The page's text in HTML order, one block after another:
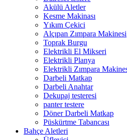
Akülü Aletler
Kesme Makinası
Yıkım Çekici
Alçıpan Zımpara Makinesi
Toprak Burgu
Elektrikli El Mikseri
Elektrikli Planya
Elektrikli Zımpara
Darbeli Matkap
Darbeli Anahtar
Dekupaj testeresi
panter testere
Döner Darbeli Matkap
Püskürtme Tabancası
Bahçe Aletleri